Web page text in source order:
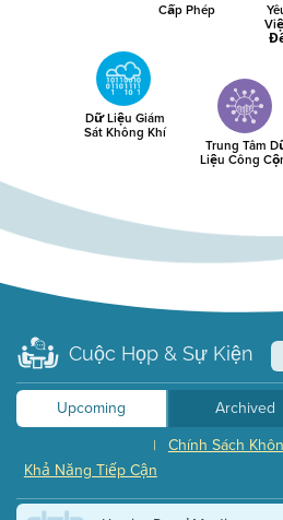
Cấp Phép
Dữ Liệu Giám
Sát Không Khí
Trung Tâm
Liệu Công
Cuộc Họp & Sự Kiện
Upcoming
Archived
Chính Sách
|
Khả Năng Tiếp Cận